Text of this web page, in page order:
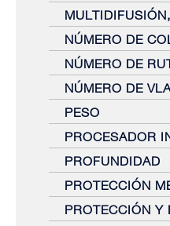
NÚMERO DE
NÚMERO DE
NÚMERO DE
PESO
PROCESADOR
PROFUNDIDAD
PROTECCIÓN
PROTECCIÓN Y